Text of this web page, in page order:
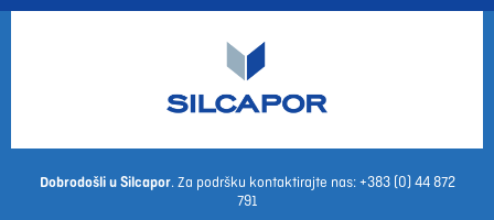
Dobrodošli u Silcapor. Za podršku kontaktirajte nas: +383 (0) 44 872
791